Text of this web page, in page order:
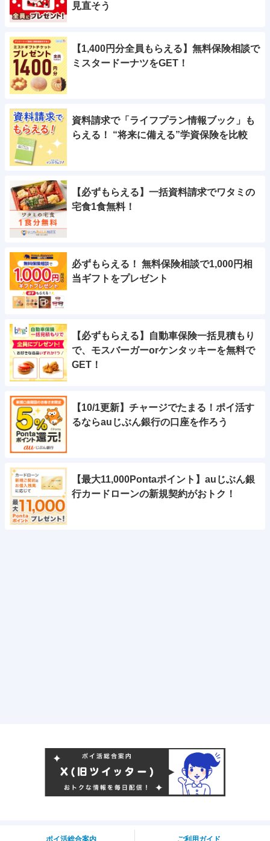
見直そう
【1,400円分全員もらえる】無料保険相談で
ミスタードーナツをGET！
資料請求で「ライフプラン情報ブック」も
らえる！ “将来に備える”学資保険を比較
【必ずもらえる】一括資料請求でワタミの
宅食1食無料！
必ずもらえる！ 無料保険相談で1,000円相
当ギフトをプレゼント
【必ずもらえる】自動車保険一括見積もり
で、モスバーガーorケンタッキーを無料で
GET！
【10/1更新】チャージでたまる！ポイ活す
るならauじぶん銀行の口座を作ろう
【最大11,000Pontaポイント】auじぶん銀
行カードローンの新規契約がおトク！
ポイ活総合案内 ご利用ガイド